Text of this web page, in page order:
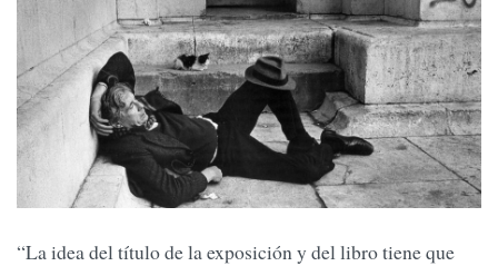
“La idea del título de la exposición y del libro tiene que